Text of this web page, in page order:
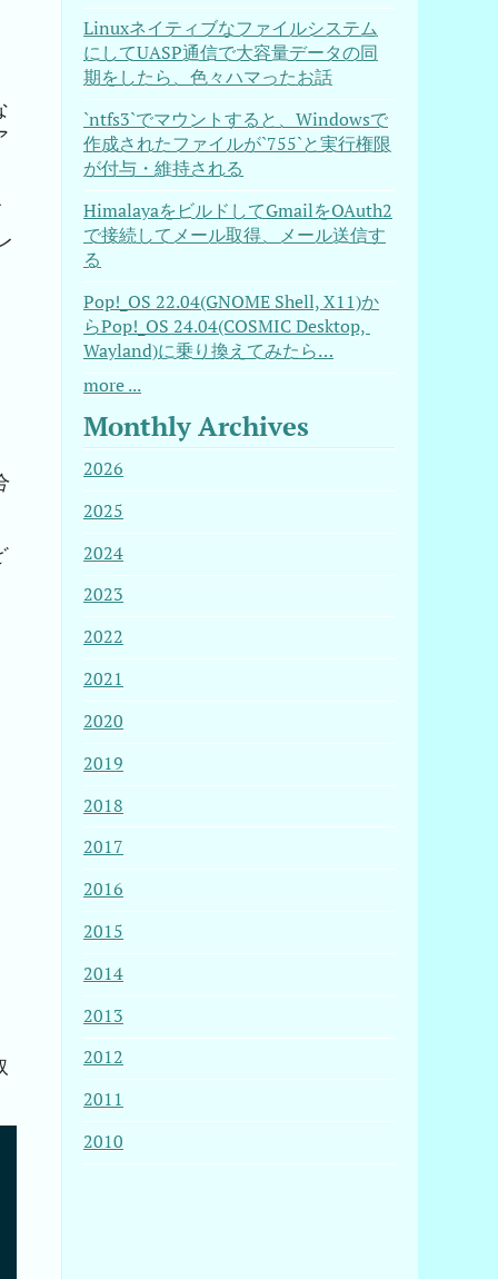
Linuxネイティブなファイルシステム
にしてUASP通信で大容量データの同
期をしたら、色々ハマったお話
`ntfs3`でマウントすると、Windowsで
作成されたファイルが`755`と実行権限
が付与・維持される
HimalayaをビルドしてGmailをOAuth2
で接続してメール取得、メール送信す
る
Pop!_OS 22.04(GNOME Shell, X11)か
らPop!_OS 24.04(COSMIC Desktop,
Wayland)に乗り換えてみたら…
more ...
Monthly Archives
2026
2025
2024
2023
2022
2021
2020
2019
2018
2017
2016
2015
2014
2013
2012
2011
2010